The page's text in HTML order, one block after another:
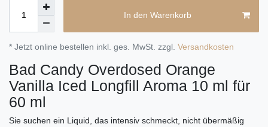
In den Warenkorb
* Jetzt online bestellen inkl. ges. MwSt. zzgl. Versandkosten
Bad Candy Overdosed Orange
Vanilla Iced Longfill Aroma 10 ml für
60 ml
Sie suchen ein Liquid, das intensiv schmeckt, nicht übermäßig